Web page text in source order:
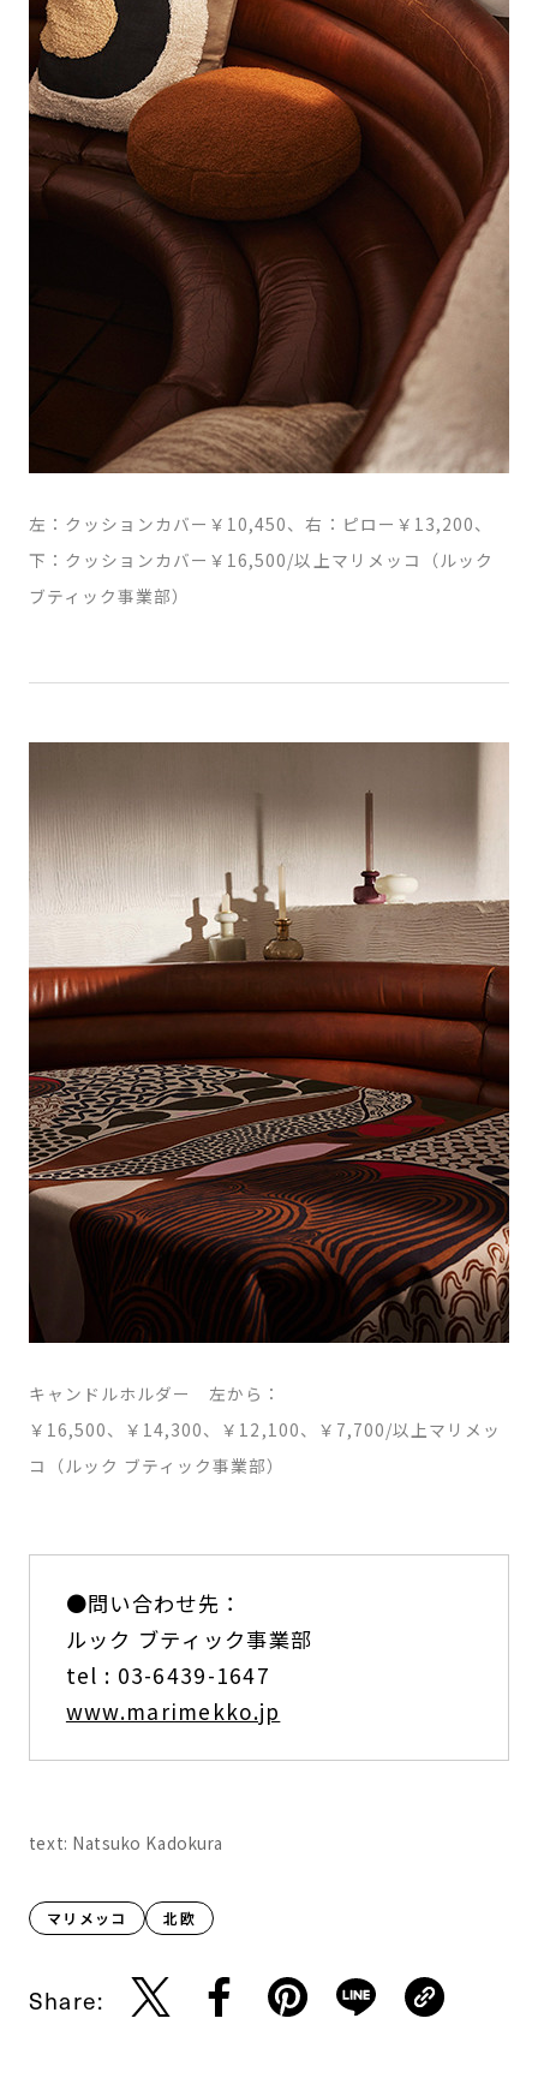
左：クッションカバー￥10,450、右：ピロー￥13,200、
下：クッションカバー￥16,500/以上マリメッコ（ルック
ブティック事業部）
キャンドルホルダー 左から：
￥16,500、￥14,300、￥12,100、￥7,700/以上マリメッ
コ（ルック ブティック事業部）
●問い合わせ先：
ルック ブティック事業部
tel : 03-6439-1647
www.marimekko.jp
text: Natsuko Kadokura
マリメッコ 北欧
Share: